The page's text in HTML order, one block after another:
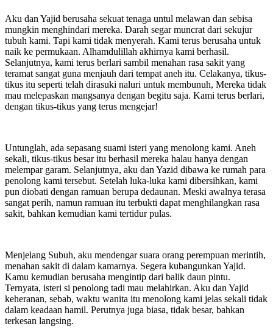
Aku dan Yajid berusaha sekuat tenaga untul melawan dan sebisa
mungkin menghindari mereka. Darah segar muncrat dari sekujur
tubuh kami. Tapi kami tidak menyerah. Kami terus berusaha untuk
naik ke permukaan. Alhamdulillah akhirnya kami berhasil.
Selanjutnya, kami terus berlari sambil menahan rasa sakit yang
teramat sangat guna menjauh dari tempat aneh itu. Celakanya, tikus-
tikus itu seperti telah dirasuki naluri untuk membunuh, Mereka tidak
mau melepaskan mangsanya dengan begitu saja. Kami terus berlari,
dengan tikus-tikus yang terus mengejar!
Untunglah, ada sepasang suami isteri yang menolong kami. Aneh
sekali, tikus-tikus besar itu berhasil mereka halau hanya dengan
melempar garam. Selanjutnya, aku dan Yazid dibawa ke rumah para
penolong kami tersebut. Setelah luka-luka kami dibersihkan, kami
pun diobati dengan ramuan berupa dedaunan. Meski awalnya terasa
sangat perih, namun ramuan itu terbukti dapat menghilangkan rasa
sakit, bahkan kemudian kami tertidur pulas.
Menjelang Subuh, aku mendengar suara orang perempuan merintih,
menahan sakit di dalam kamarnya. Segera kubangunkan Yajid.
Kamu kemudian berusaha mengintip dari balik daun pintu.
Ternyata, isteri si penolong tadi mau melahirkan. Aku dan Yajid
keheranan, sebab, waktu wanita itu menolong kami jelas sekali tidak
dalam keadaan hamil. Perutnya juga biasa, tidak besar, bahkan
terkesan langsing.